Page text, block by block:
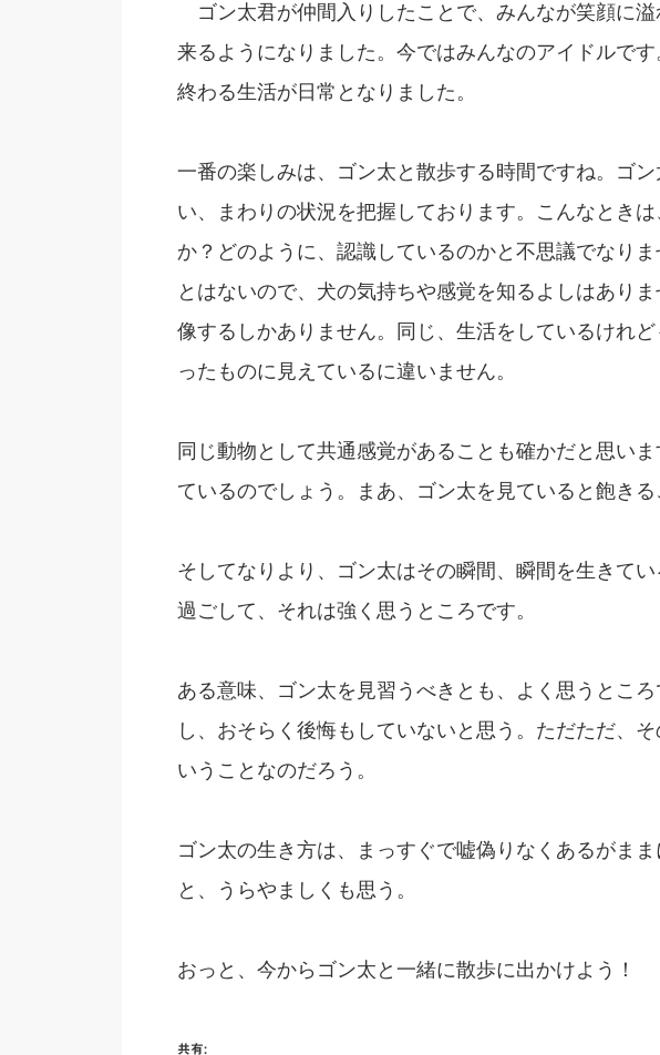
ゴン太君が仲間入りしたことで、みんなが笑顔に
来るようになりました。今ではみんなのアイドルで
終わる生活が日常となりました。
一番の楽しみは、ゴン太と散歩する時間ですね。ゴ
い、まわりの状況を把握しております。こんなとき
か？どのように、認識しているのかと不思議でなり
とはないので、犬の気持ちや感覚を知るよしはあり
像するしかありません。同じ、生活をしているけれ
ったものに見えているに違いません。
同じ動物として共通感覚があることも確かだと思い
ているのでしょう。まあ、ゴン太を見ていると飽きる
そしてなりより、ゴン太はその瞬間、瞬間を生きて
過ごして、それは強く思うところです。
ある意味、ゴン太を見習うべきとも、よく思うとこ
し、おそらく後悔もしていないと思う。ただただ、
いうことなのだろう。
ゴン太の生き方は、まっすぐで嘘偽りなくあるがま
と、うらやましくも思う。
おっと、今からゴン太と一緒に散歩に出かけよう！
共有: